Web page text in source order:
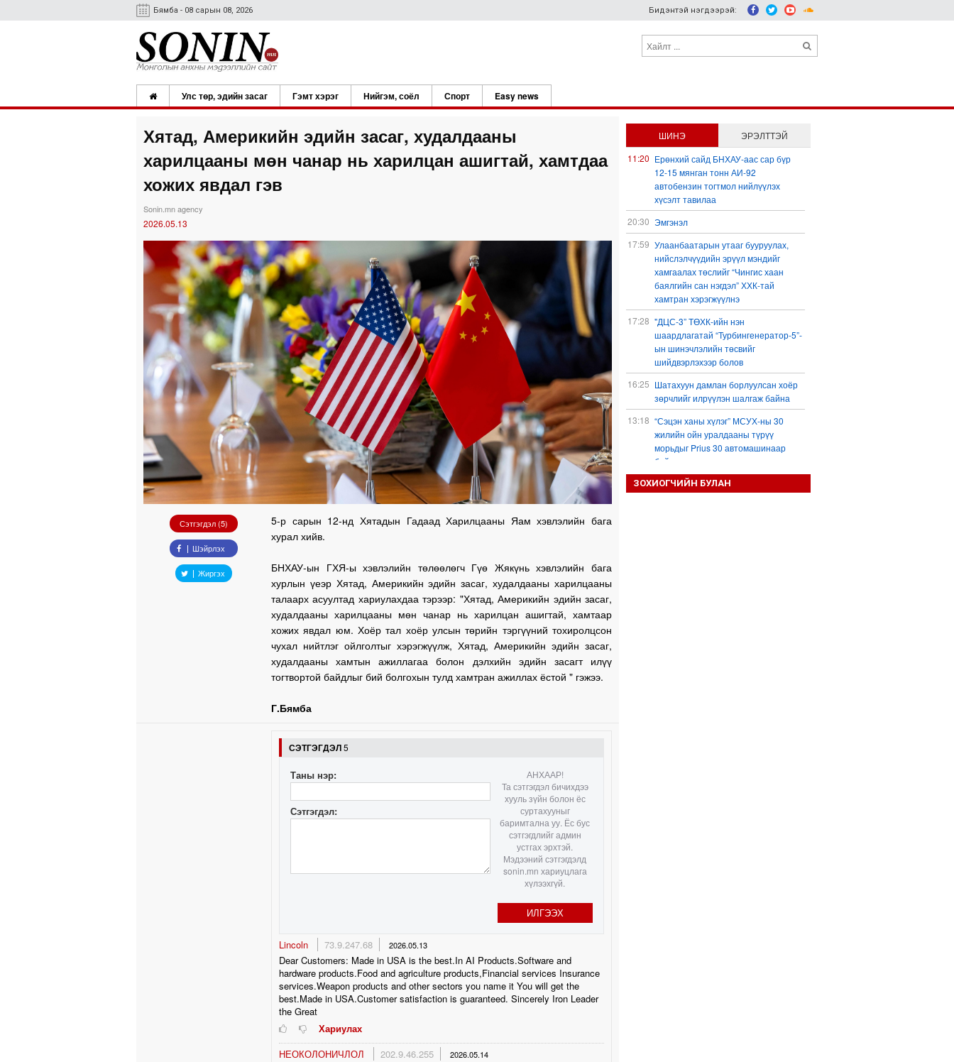
Бямба - 08 сарын 08, 2026 Бидэнтэй нэгдээрэй:
Улс төр, эдийн засаг Гэмт хэрэг Нийгэм, соёл Спорт Easy news
Хятад, Америкийн эдийн засаг, худалдааны
харилцааны мөн чанар нь харилцан ашигтай, хамтдаа
хожих явдал гэв
Sonin.mn agency
2026.05.13
Сэтгэгдэл (5)
Шэйрлэх
Жиргэх
5-р сарын 12-нд Хятадын Гадаад Харилцааны Яам хэвлэлийн бага
хурал хийв.
БНХАУ-ын ГХЯ-ы хэвлэлийн төлөөлөгч Гүө Жякүнь хэвлэлийн бага
хурлын үеэр Хятад, Америкийн эдийн засаг, худалдааны харилцааны
талаарх асуултад хариулахдаа тэрээр: "Хятад, Америкийн эдийн засаг,
худалдааны харилцааны мөн чанар нь харилцан ашигтай, хамтаар
хожих явдал юм. Хоёр тал хоёр улсын төрийн тэргүүний тохиролцсон
чухал нийтлэг ойлголтыг хэрэгжүүлж, Хятад, Америкийн эдийн засаг,
худалдааны хамтын ажиллагаа болон дэлхийн эдийн засагт илүү
тогтвортой байдлыг бий болгохын тулд хамтран ажиллах ёстой " гэжээ.
Г.Бямба
СЭТГЭГДЭЛ5
Таны нэр:
Сэтгэгдэл:
АНХААР!
Та сэтгэгдэл бичихдээ
хууль зүйн болон ёс
суртахууныг
баримтална уу. Ёс бус
сэтгэгдлийг админ
устгах эрхтэй.
Мэдээний сэтгэгдэлд
sonin.mn хариуцлага
хүлээхгүй.
ИЛГЭЭХ
Lincoln 73.9.247.68 2026.05.13
Dear Customers: Made in USA is the best.In AI Products.Software and
hardware products.Food and agriculture products,Financial services Insurance
services.Weapon products and other sectors you name it You will get the
best.Made in USA.Customer satisfaction is guaranteed. Sincerely Iron Leader
the Great
Хариулах
НЕОКОЛОНИЧЛОЛ
202.9.46.255 2026.05.14
ШИНЭ
ЭРЭЛТТЭЙ
11:20 Ерөнхий сайд БНХАУ-аас сар бүр
12-15 мянган тонн АИ-92
автобензин тогтмол нийлүүлэх
хүсэлт тавилаа
20:30 Эмгэнэл
17:59 Улаанбаатарын утааг бууруулах,
нийслэлчүүдийн эрүүл мэндийг
хамгаалах төслийг “Чингис хаан
баялгийн сан нэгдэл” ХХК-тай
хамтран хэрэгжүүлнэ
17:28 "ДЦС-3” ТӨХК-ийн нэн
шаардлагатай “Турбингенератор-5”-
ын шинэчлэлийн төсвийг
шийдвэрлэхээр болов
16:25 Шатахуун дамлан борлуулсан хоёр
зөрчлийг илрүүлэн шалгаж байна
13:18 “Сэцэн ханы хүлэг” МСУХ-ны 30
жилийн ойн уралдааны түрүү
морьдыг Prius 30 автомашинаар
байлна
13:01 Б.Пүрэвдагва: 103 үйлчилгээний
ЗОХИОГЧИЙН БУЛАН